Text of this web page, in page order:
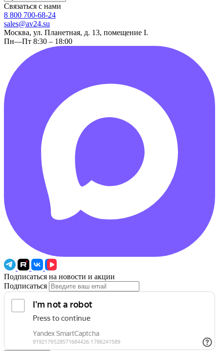
Связаться с нами
8 800 700-68-24
sales@av24.su
Москва, ул. Планетная, д. 13, помещение I.
Пн—Пт 8:30 – 18:00
Подписаться на новости и акции
Подписаться